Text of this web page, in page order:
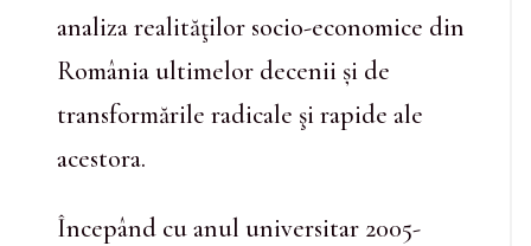
analiza realităţilor socio-economice din
România ultimelor decenii și de
transformările radicale şi rapide ale
acestora.
Începând cu anul universitar 2005-